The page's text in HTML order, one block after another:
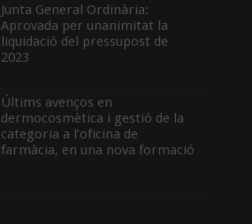
Junta General Ordinària:
Aprovada per unanimitat la
liquidació del pressupost de
2023
Últims avenços en
dermocosmètica i gestió de la
categoria a l’oficina de
farmàcia, en una nova formació